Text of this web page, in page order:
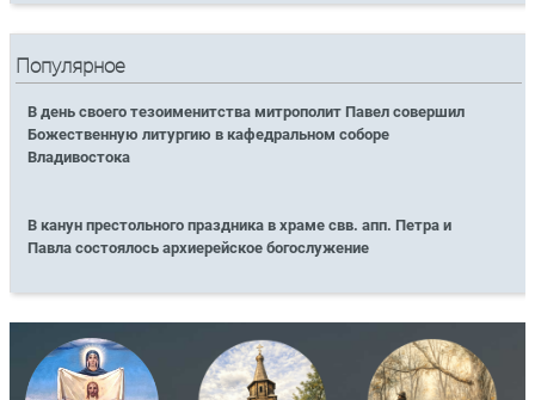
Популярное
В день своего тезоименитства митрополит Павел совершил
Божественную литургию в кафедральном соборе
Владивостока
В канун престольного праздника в храме свв. апп. Петра и
Павла состоялось архиерейское богослужение